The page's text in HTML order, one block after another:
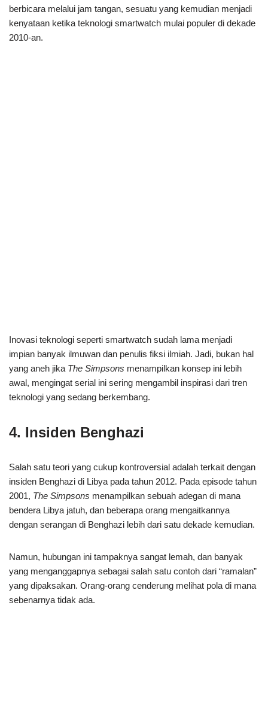
berbicara melalui jam tangan, sesuatu yang kemudian menjadi
kenyataan ketika teknologi smartwatch mulai populer di dekade
2010-an.
Inovasi teknologi seperti smartwatch sudah lama menjadi
impian banyak ilmuwan dan penulis fiksi ilmiah. Jadi, bukan hal
yang aneh jika The Simpsons menampilkan konsep ini lebih
awal, mengingat serial ini sering mengambil inspirasi dari tren
teknologi yang sedang berkembang.
4. Insiden Benghazi
Salah satu teori yang cukup kontroversial adalah terkait dengan
insiden Benghazi di Libya pada tahun 2012. Pada episode tahun
2001, The Simpsons menampilkan sebuah adegan di mana
bendera Libya jatuh, dan beberapa orang mengaitkannya
dengan serangan di Benghazi lebih dari satu dekade kemudian.
Namun, hubungan ini tampaknya sangat lemah, dan banyak
yang menganggapnya sebagai salah satu contoh dari “ramalan”
yang dipaksakan. Orang-orang cenderung melihat pola di mana
sebenarnya tidak ada.